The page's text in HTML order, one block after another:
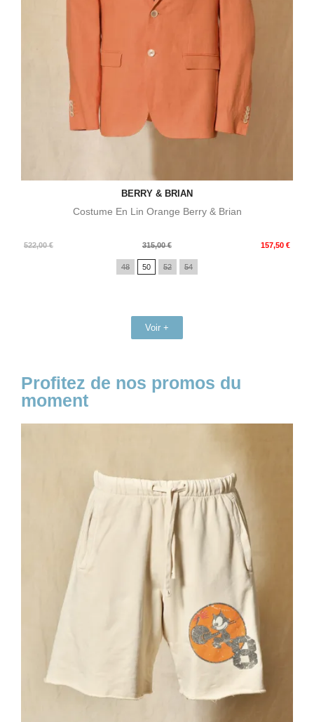
BERRY & BRIAN
Costume En Lin Orange Berry & Brian
522,00 €
Prix
315,00 € 157,50 €
Prix
48 50 52 54
Voir +
Profitez de nos promos du
moment